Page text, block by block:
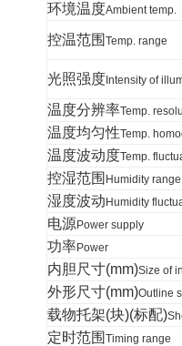
环境温度Ambient temp.
控温范围 Temp. range
光照强度 Intensity of
温度分辨率Temp.
温度均匀性Temp.
温度波动度Temp.
控湿范围 Humidity range
湿度波动 Humidity
电源Power supply
功率Power
内胆尺寸(mm)Size of
外形尺寸(mm)Outline
载物托架(块)(标配)
定时范围 Timing range